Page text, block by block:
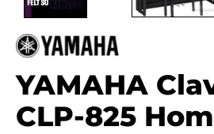
YAMAHA
CLP-825